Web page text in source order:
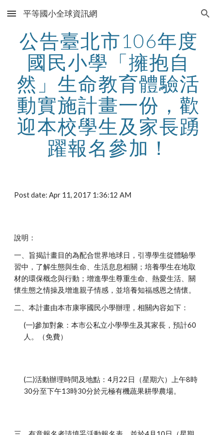
Skip to main content Skip to navigation
平等國小全球資訊網
公告臺北市106年度
國民小學「擁抱自
然」生命教育體驗活
動實施計畫一份，歡
迎本校學生及家長踴
躍報名參加！
Post date: Apr 11, 2017 1:36:12 AM
說明：
一、旨揭計畫目的為配合世界地球日，引導學生從體驗學
習中，了解生態與生命、生活息息相關；培養學生在地取
材的環保概念與行動；增進學生尊重生命、熱愛生活、關
懷生態之情操及增進親子情感，並培養知福感恩之情懷。
二、本計畫由本市康寧國民小學辦理，相關內容如下：
(一)參加對象：本市公私立小學學生及其家長，預計60
人。（免費）
(二)活動辦理時間及地點：4月22日（星期六）上午8時
30分至下午13時30分於元極有機蔬果耕學農場。